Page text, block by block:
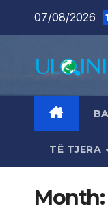
07/08/2026
TË TJERA
Month: